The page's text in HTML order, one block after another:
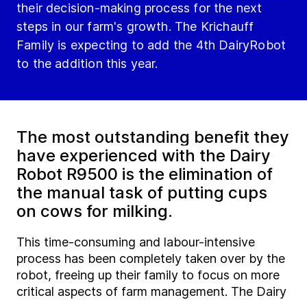
their decision-making process for the next
steps in our farm's growth. The Krichauff
Family is expecting to add the 4th DairyRobot
to the addition this year.
The most outstanding benefit they
have experienced with the Dairy
Robot R9500 is the elimination of
the manual task of putting cups
on cows for milking.
This time-consuming and labour-intensive
process has been completely taken over by the
robot, freeing up their family to focus on more
critical aspects of farm management. The Dairy